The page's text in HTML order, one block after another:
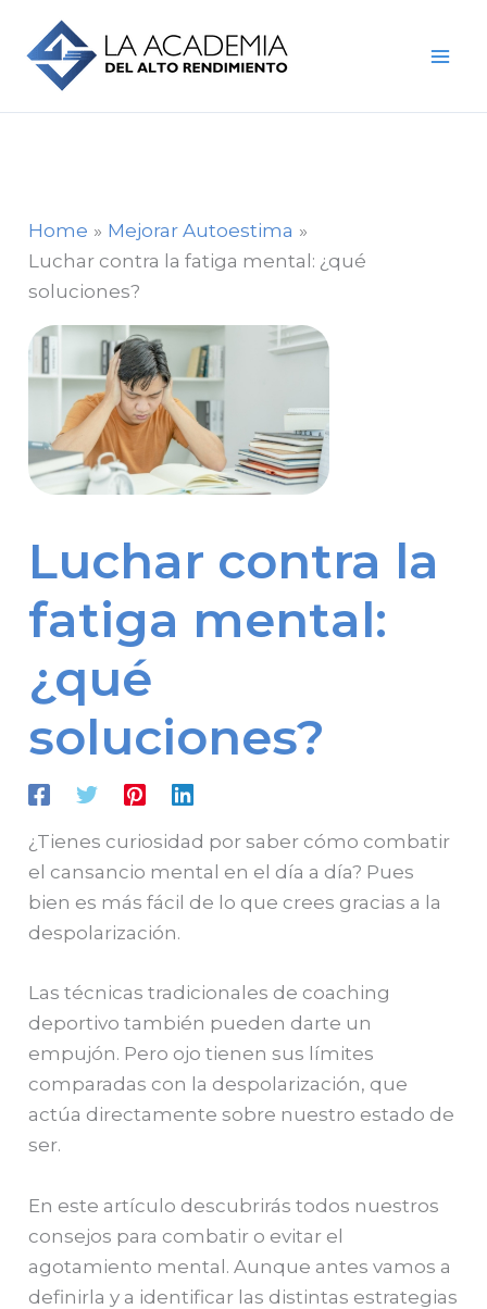
content
Home
Mejorar Autoestima
Luchar contra la fatiga mental: ¿qué
soluciones?
Luchar contra la
fatiga mental:
¿qué
soluciones?
¿Tienes curiosidad por saber cómo combatir
el cansancio mental en el día a día? Pues
bien es más fácil de lo que crees gracias a la
despolarización.
Las técnicas tradicionales de coaching
deportivo también pueden darte un
empujón. Pero ojo tienen sus límites
comparadas con la despolarización, que
actúa directamente sobre nuestro estado de
ser.
En este artículo descubrirás todos nuestros
consejos para combatir o evitar el
agotamiento mental. Aunque antes vamos a
definirla y a identificar las distintas estrategias